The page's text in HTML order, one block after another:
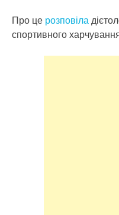
Про це розповіла
спортивного